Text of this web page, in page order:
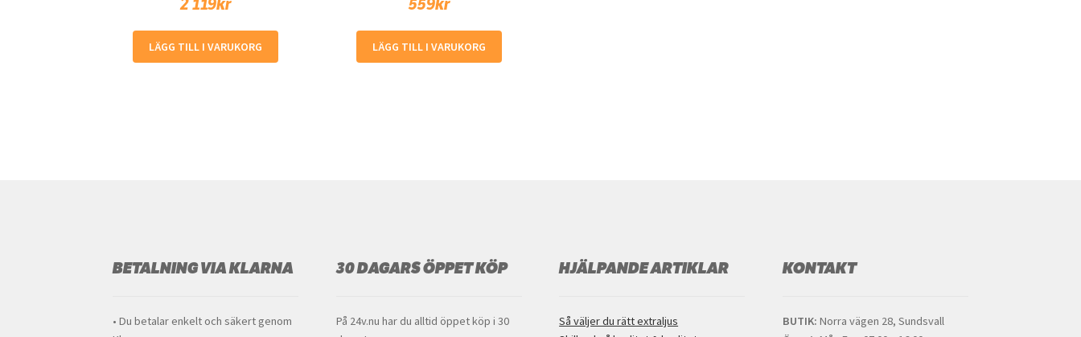
2 119kr
LÄGG TILL I VARUKORG
559kr
LÄGG TILL I VARUKORG
BETALNING VIA KLARNA
• Du betalar enkelt och säkert genom
30 DAGARS ÖPPET KÖP
På 24v.nu har du alltid öppet köp i 30
HJÄLPANDE ARTIKLAR
Så väljer du rätt extraljus
KONTAKT
BUTIK: Norra vägen 28, Sundsvall